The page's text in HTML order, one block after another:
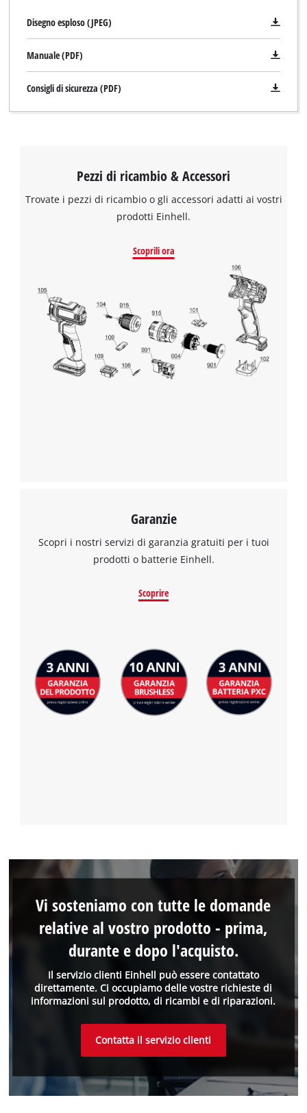
Disegno esploso (JPEG)
Manuale (PDF)
Consigli di sicurezza (PDF)
Pezzi di ricambio & Accessori
Trovate i pezzi di ricambio o gli accessori adatti ai vostri
prodotti Einhell.
Scoprili ora
Garanzie
Scopri i nostri servizi di garanzia gratuiti per i tuoi
prodotti o batterie Einhell.
Scoprire
Il servizio clienti Einhell può essere contattato
direttamente. Ci occupiamo delle vostre richieste di
informazioni sul prodotto, di ricambi e di riparazioni.
Vi sosteniamo con tutte le domande
relative al vostro prodotto - prima,
durante e dopo l'acquisto.
Contatta il servizio clienti